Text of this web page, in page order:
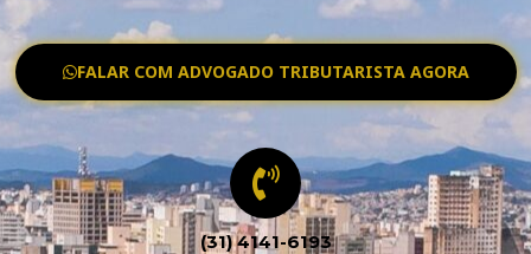
FALAR COM ADVOGADO TRIBUTARISTA AGORA
(31) 4141-6193